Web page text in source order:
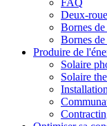
Deux-
Bornes
Bornes
Produire de
Solaire
Solaire